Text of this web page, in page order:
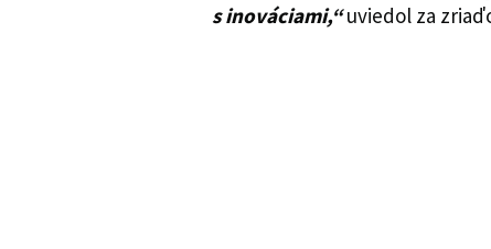
s inováciami,“uviedol za